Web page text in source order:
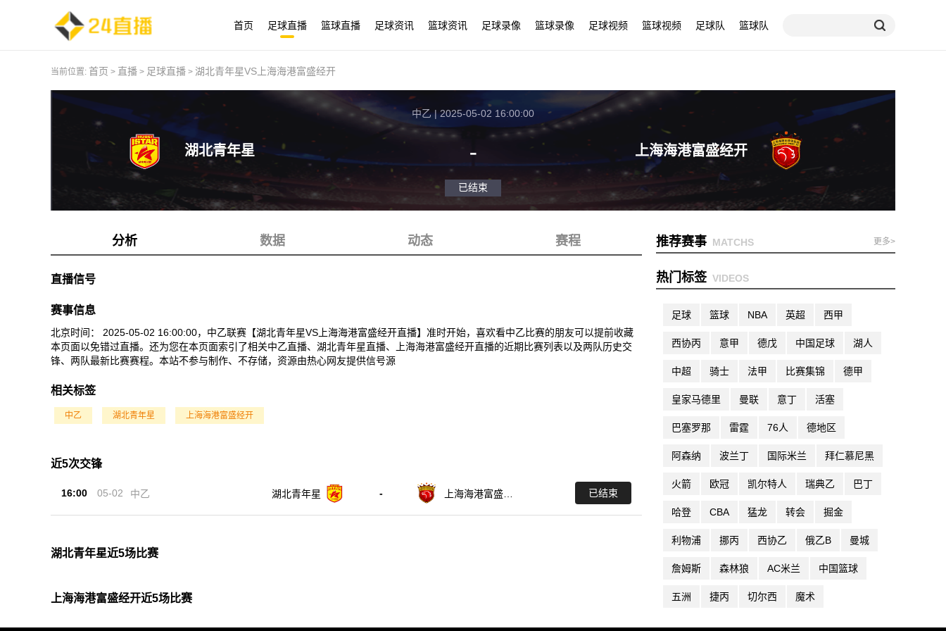
首页 足球直播 篮球直播 足球资讯 篮球资讯 足球录像 篮球录像 足球视频 篮球视频 足球队 篮球队
当前位置: 首页 > 直播 > 足球直播 > 湖北青年星VS上海海港富盛经开
湖北青年星
中乙 | 2025-05-02 16:00:00
-
已结束
上海海港富盛经开
分析 数据 动态 赛程
直播信号
赛事信息
北京时间： 2025-05-02 16:00:00，中乙联赛【湖北青年星VS上海海港富盛经开直播】准时开始，喜欢看中乙比赛的朋友可以提前收藏
本页面以免错过直播。还为您在本页面索引了相关中乙直播、湖北青年星直播、上海海港富盛经开直播的近期比赛列表以及两队历史交
锋、两队最新比赛赛程。本站不参与制作、不存储，资源由热心网友提供信号源
相关标签
中乙 湖北青年星 上海海港富盛经开
近5次交锋
16:00 05-02 中乙 湖北青年星 -
上海海港富盛经
已结束
湖北青年星近5场比赛
上海海港富盛经开近5场比赛
推荐赛事 MATCHS 更多>
热门标签 VIDEOS
足球 篮球 NBA 英超 西甲
西协丙 意甲 德戊 中国足球 湖人
中超 骑士 法甲 比赛集锦 德甲
皇家马德里 曼联 意丁 活塞
巴塞罗那 雷霆 76人 德地区
阿森纳 波兰丁 国际米兰 拜仁慕尼黑
火箭 欧冠 凯尔特人 瑞典乙 巴丁
哈登 CBA 猛龙 转会 掘金
利物浦 挪丙 西协乙 俄乙B 曼城
詹姆斯 森林狼 AC米兰 中国篮球
五洲 捷丙 切尔西 魔术